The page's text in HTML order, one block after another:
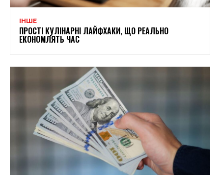
ІНШЕ
ПРОСТІ КУЛІНАРНІ ЛАЙФХАКИ, ЩО РЕАЛЬНО
ЕКОНОМЛЯТЬ ЧАС